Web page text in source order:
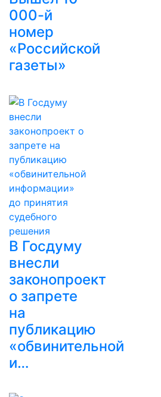
000-й
номер
«Российской
газеты»
В Госдуму
внесли
законопроект
о запрете
на
публикацию
«обвинительной
и…